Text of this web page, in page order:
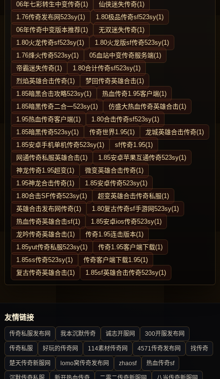
06年七彩转生中变传奇(1)
仙侠迷失传奇(1)
1.76传奇发布网523sy(1)
1.80极品传奇sf523sy(1)
06年传奇中变版本推荐(1)
无双迷失传奇(1)
1.80火龙传奇sf523sy(1)
1.80火龙版sf传奇523sy(1)
1.76烽火传奇523sy(1)
05血站中变传奇服务端(1)
帝霸迷失传奇(1)
1.80合计传奇sf523sy(1)
烈焰英雄合击传奇(1)
梦回传奇英雄合击(1)
1.85暗黑合击攻略523sy(1)
热血传奇1.95客户端(1)
1.85暗黑传奇二合一523sy(1)
仿盛大热血传奇英雄合击(1)
1.95热血传奇客户端(1)
1.80合击传奇sf523sy(1)
1.85暗黑传奇523sy(1)
传奇世界1.95(1)
龙城英雄合击传奇(1)
1.85安卓手机单机传奇523sy(1)
sf传奇1.95(1)
网通传奇私服英雄合击(1)
1.85安卓苹果互通传奇523sy(1)
神龙传奇1.95超变(1)
微变英雄合击传奇(1)
1.95神龙合击传奇(1)
1.85安卓传奇523sy(1)
1.80合击SF传奇523sy(1)
超变英雄合击传奇私服(1)
英雄合击发布网传奇(1)
1.80复古传奇sf手游网523sy(1)
热血传奇英雄合击sf(1)
1.85安卓ios传奇523sy(1)
龙吟传奇英雄合击(1)
传奇1.95连击版本(1)
1.85yut传奇私服523sy(1)
传奇1.95客户端下载(1)
1.85ss传奇523sy(1)
传奇客户端下载1.95(1)
复古传奇英雄合击(1)
1.85sf英雄合击传奇523sy(1)
友情链接
传奇私服发布网 我本沉默传奇 诚志开服网 300开服发布网
传奇私服 好玩的传奇网 114素材传奇网 4571传奇发布网 找传奇
楚天传奇新服网 lomo窝传奇发布网 zhaosf 热血传奇sf